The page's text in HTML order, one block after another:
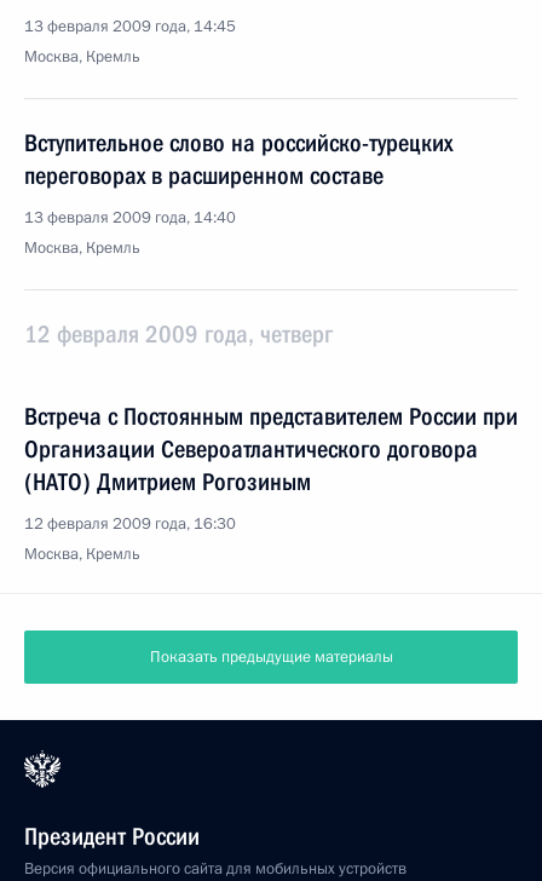
13 февраля 2009 года, 14:45
Москва, Кремль
Вступительное слово на российско-турецких
переговорах в расширенном составе
13 февраля 2009 года, 14:40
Москва, Кремль
12 февраля 2009 года, четверг
Встреча с Постоянным представителем России при
Организации Североатлантического договора
(НАТО) Дмитрием Рогозиным
12 февраля 2009 года, 16:30
Москва, Кремль
Показать предыдущие материалы
Президент России
Версия официального сайта для мобильных устройств